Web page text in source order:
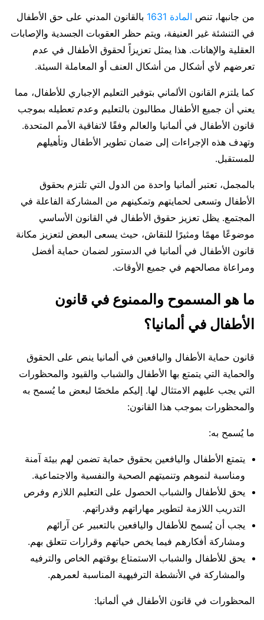
من جانبها، تنص المادة 1631
بالقانون المدني على حق الأطفال
في التنشئة غير العنيفة، ويتم حظر العقوبات الجسدية والإصابات
العقلية والإهانات. هذا يمثل تعزيزاً لحقوق الأطفال في عدم
تعرضهم لأي أشكال من أشكال العنف أو المعاملة السيئة.
كما يلتزم القانون الألماني بتوفير التعليم الإجباري للأطفال، مما
يعني أن جميع الأطفال مطالبون بالتعليم وعدم تعطيله بموجب
قانون الأطفال في ألمانيا والعالم وفقًا لاتفاقية الأمم المتحدة.
وتهدف هذه الإجراءات إلى ضمان تطوير الأطفال وتأهيلهم
للمستقبل.
بالمجمل، تعتبر ألمانيا واحدة من الدول التي تلتزم بحقوق
الأطفال وتسعى لحمايتهم وتمكينهم من المشاركة الفاعلة في
المجتمع. يظل تعزيز حقوق الأطفال في القانون الأساسي
موضوعًا مهمًا ومثيرًا للنقاش، حيث يسعى البعض لتعزيز مكانة
قانون الأطفال في ألمانيا في الدستور لضمان حماية أفضل
ومراعاة مصالحهم في جميع الأوقات.
ما هو المسموح والممنوع في قانون
الأطفال في ألمانيا؟
قانون حماية الأطفال واليافعين في ألمانيا ينص على الحقوق
والحماية التي يتمتع بها الأطفال والشباب والقيود والمحظورات
التي يجب عليهم الامتثال لها. إليكم ملخصًا لبعض ما يُسمح به
والمحظورات بموجب هذا القانون:
ما يُسمح به:
يتمتع الأطفال واليافعين بحقوق حماية تضمن لهم بيئة آمنة
ومناسبة لنموهم وتنميتهم الصحية والنفسية والاجتماعية.
يحق للأطفال والشباب الحصول على التعليم اللازم وفرص
التدريب اللازمة لتطوير مهاراتهم وقدراتهم.
يجب أن يُسمح للأطفال واليافعين بالتعبير عن آرائهم
ومشاركة أفكارهم فيما يخص حياتهم وقرارات تتعلق بهم.
يحق للأطفال والشباب الاستمتاع بوقتهم الخاص والترفيه
والمشاركة في الأنشطة الترفيهية المناسبة لعمرهم.
المحظورات في قانون الأطفال في ألمانيا: